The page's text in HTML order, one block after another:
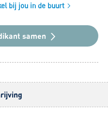
bij jou in de buurt
samen